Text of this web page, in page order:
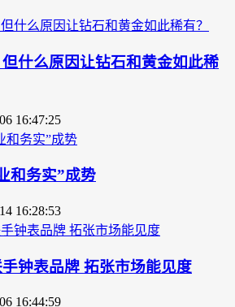
什么原因让钻石和黄金如此稀
16:47:25
和务实”成势
16:28:53
钟表品牌 拓张市场能见度
16:44:59